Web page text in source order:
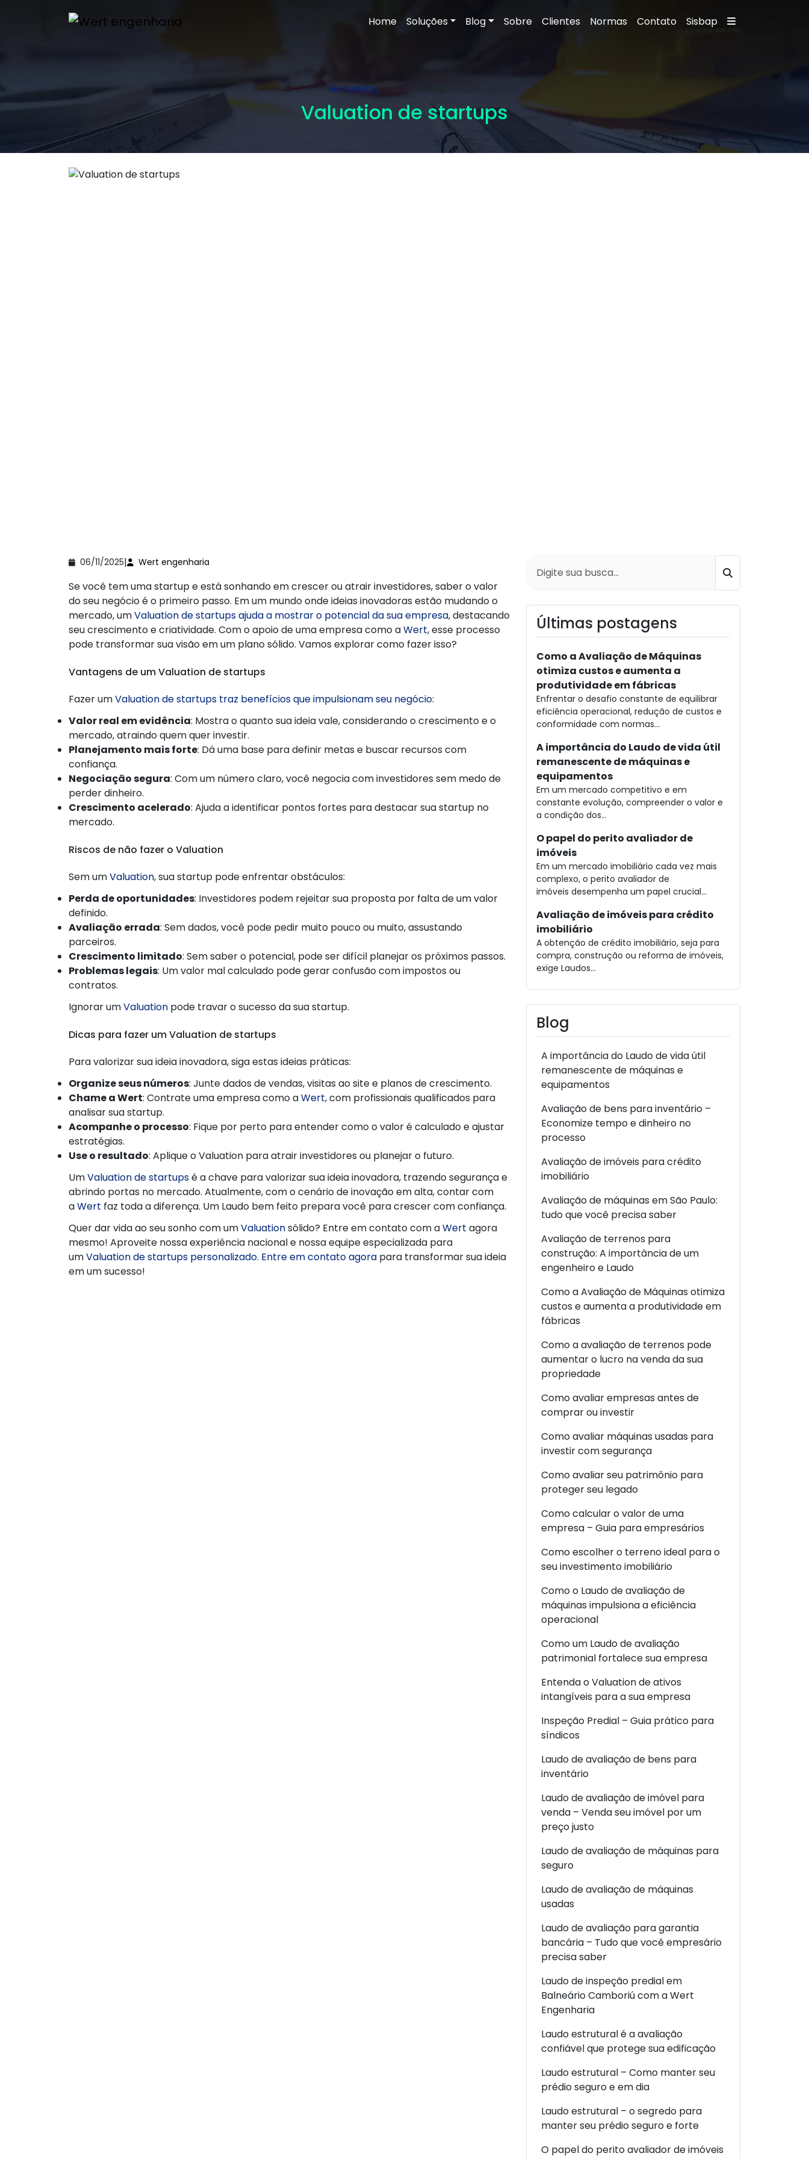
Home Soluções Blog Sobre Clientes Normas Contato Sisbap
HomeBlog
Valuation de startups
06/11/2025| Wert engenharia
Se você tem uma startup e está sonhando em crescer ou atrair investidores, saber o valor
do seu negócio é o primeiro passo. Em um mundo onde ideias inovadoras estão mudando o
mercado, umValuation de startups ajuda a mostrar o potencial da sua empresa, destacando
seu crescimento e criatividade. Com o apoio de uma empresa como aWert, esse processo
pode transformar sua visão em um plano sólido. Vamos explorar como fazer isso?
Vantagens de um Valuation de startups
Fazer umValuation de startups traz benefícios que impulsionam seu negócio:
Valor real em evidência: Mostra o quanto sua ideia vale, considerando o crescimento e o
mercado, atraindo quem quer investir.
Planejamento mais forte: Dá uma base para definir metas e buscar recursos com
confiança.
Negociação segura: Com um número claro, você negocia com investidores sem medo de
perder dinheiro.
Crescimento acelerado: Ajuda a identificar pontos fortes para destacar sua startup no
mercado.
Riscos de não fazer o Valuation
Sem umValuation, sua startup pode enfrentar obstáculos:
Perda de oportunidades: Investidores podem rejeitar sua proposta por falta de um valor
definido.
Avaliação errada: Sem dados, você pode pedir muito pouco ou muito, assustando
parceiros.
Crescimento limitado: Sem saber o potencial, pode ser difícil planejar os próximos passos.
Problemas legais: Um valor mal calculado pode gerar confusão com impostos ou
contratos.
Ignorar umValuation pode travar o sucesso da sua startup.
Dicas para fazer um Valuation de startups
Para valorizar sua ideia inovadora, siga estas ideias práticas:
Organize seus números: Junte dados de vendas, visitas ao site e planos de crescimento.
Chame a Wert: Contrate uma empresa como aWert, com profissionais qualificados para
analisar sua startup.
Acompanhe o processo: Fique por perto para entender como o valor é calculado e ajustar
estratégias.
Use o resultado: Aplique o Valuation para atrair investidores ou planejar o futuro.
UmValuation de startupsé a chave para valorizar sua ideia inovadora, trazendo segurança e
abrindo portas no mercado. Atualmente, com o cenário de inovação em alta, contar com
aWert faz toda a diferença. Um Laudo bem feito prepara você para crescer com confiança.
Quer dar vida ao seu sonho com umValuationsólido? Entre em contato com aWert agora
mesmo! Aproveite nossa experiência nacional e nossa equipe especializada para
umValuation de startups personalizado. Entre em contato agora para transformar sua ideia
em um sucesso!
Buscar
Últimas postagens
Como a Avaliação de Máquinas
otimiza custos e aumenta a
produtividade em fábricas
Enfrentar o desafio constante de equilibrar
eficiência operacional, redução de custos e
conformidade com normas...
A importância do Laudo de vida útil
remanescente de máquinas e
equipamentos
Em um mercado competitivo e em
constante evolução, compreender o valor e
a condição dos...
O papel do perito avaliador de
imóveis
Em um mercado imobiliário cada vez mais
complexo, o perito avaliador de
imóveis desempenha um papel crucial...
Avaliação de imóveis para crédito
imobiliário
A obtenção de crédito imobiliário, seja para
compra, construção ou reforma de imóveis,
exige Laudos...
Blog
A importância do Laudo de vida útil
remanescente de máquinas e
equipamentos
Avaliação de bens para inventário –
Economize tempo e dinheiro no
processo
Avaliação de imóveis para crédito
imobiliário
Avaliação de máquinas em São Paulo:
tudo que você precisa saber
Avaliação de terrenos para
construção: A importância de um
engenheiro e Laudo
Como a Avaliação de Máquinas otimiza
custos e aumenta a produtividade em
fábricas
Como a avaliação de terrenos pode
aumentar o lucro na venda da sua
propriedade
Como avaliar empresas antes de
comprar ou investir
Como avaliar máquinas usadas para
investir com segurança
Como avaliar seu patrimônio para
proteger seu legado
Como calcular o valor de uma
empresa – Guia para empresários
Como escolher o terreno ideal para o
seu investimento imobiliário
Como o Laudo de avaliação de
máquinas impulsiona a eficiência
operacional
Como um Laudo de avaliação
patrimonial fortalece sua empresa
Entenda o Valuation de ativos
intangíveis para a sua empresa
Inspeção Predial – Guia prático para
síndicos
Laudo de avaliação de bens para
inventário
Laudo de avaliação de imóvel para
venda – Venda seu imóvel por um
preço justo
Laudo de avaliação de máquinas para
seguro
Laudo de avaliação de máquinas
usadas
Laudo de avaliação para garantia
bancária – Tudo que você empresário
precisa saber
Laudo de inspeção predial em
Balneário Camboriú com a Wert
Engenharia
Laudo estrutural é a avaliação
confiável que protege sua edificação
Laudo estrutural – Como manter seu
prédio seguro e em dia
Laudo estrutural – o segredo para
manter seu prédio seguro e forte
O papel do perito avaliador de imóveis